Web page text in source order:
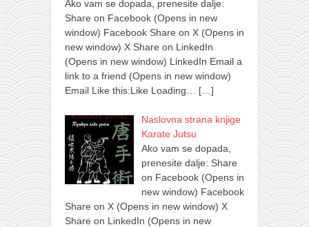
Ako vam se dopada, prenesite dalje:
Share on Facebook (Opens in new
window) Facebook Share on X (Opens in
new window) X Share on LinkedIn
(Opens in new window) LinkedIn Email a
link to a friend (Opens in new window)
Email Like this:Like Loading…
[…]
Naslovna strana knjige
Karate Jutsu
Ako vam se dopada,
prenesite dalje: Share
on Facebook (Opens in
new window) Facebook
Share on X (Opens in new window) X
Share on LinkedIn (Opens in new